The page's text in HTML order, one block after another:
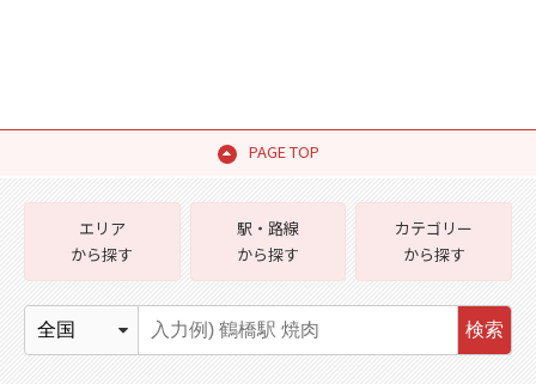
PAGE TOP
エリア
から探す
駅・路線
から探す
カテゴリー
から探す
検索